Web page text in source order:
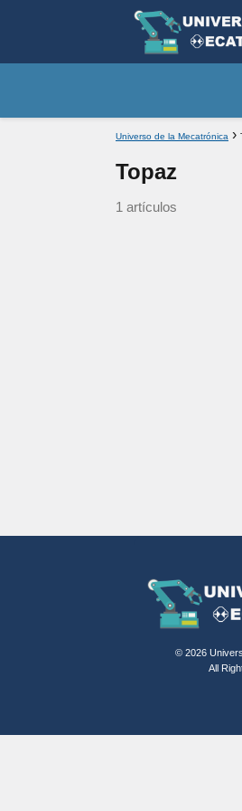
Universo de la Mecatrónica
Topaz
1 artículos
© 2026
All